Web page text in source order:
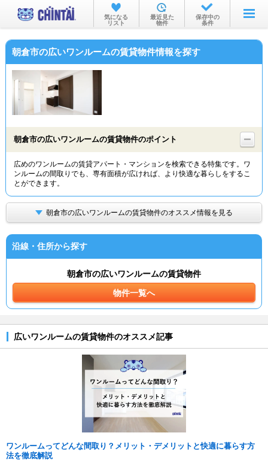
お部屋を探す
沿線・駅から
物件特集から
TOP
気になる
リスト
最近見た
物件
保存中の
条件
朝倉市の広いワンルームの賃貸物件情報を探す
朝倉市の広いワンルームの賃貸物件のポイント
広めのワンルームの賃貸アパート・マンションを検索できる特集です。ワ
ンルームの間取りでも、専有面積が広ければ、より快適な暮らしをするこ
とができます。
朝倉市の広いワンルームの賃貸物件のオススメ情報を見る
沿線・住所から探す
朝倉市の広いワンルームの賃貸物件
物件一覧へ
広いワンルームの賃貸物件のオススメ記事
ワンルームってどんな間取り？メリット・デメリットと快適に暮らす方
法を徹底解説